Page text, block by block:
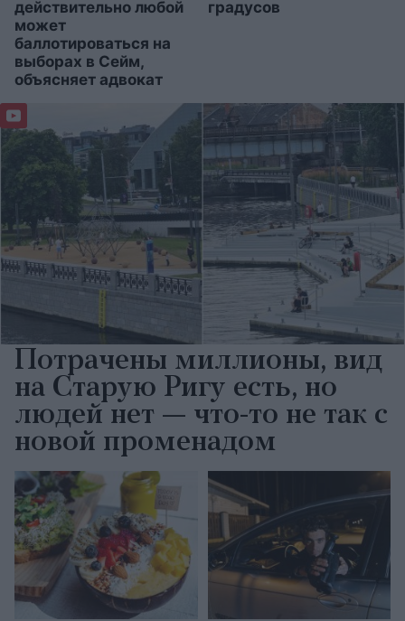
действительно любой
может
баллотироваться на
выборах в Сейм,
объясняет адвокат
градусов
Потрачены миллионы, вид
на Старую Ригу есть, но
людей нет — что-то не так с
новой променадом